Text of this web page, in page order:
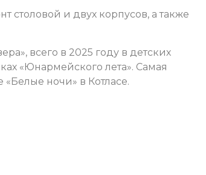
столовой и двух корпусов, а также
всего в 2025 году в детских
«Юнармейского лета». Самая
«Белые ночи» в Котласе.